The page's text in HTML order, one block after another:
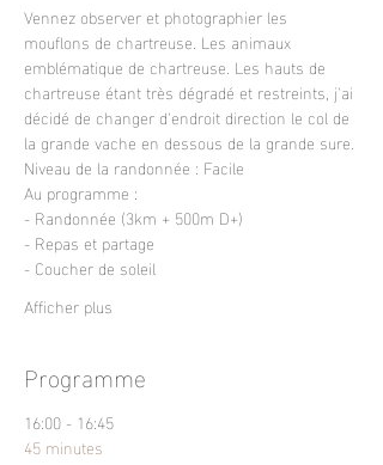
Vennez observer et photographier les
mouflons de chartreuse. Les animaux
emblématique de chartreuse. Les hauts de
chartreuse étant très dégradé et restreints, j'ai
décidé de changer d'endroit direction le col de
la grande vache en dessous de la grande sure.
Niveau de la randonnée : Facile
Au programme :
- Randonnée (3km + 500m D+)
- Repas et partage
- Coucher de soleil
Afficher plus
Programme
16:00 - 16:45
45 minutes